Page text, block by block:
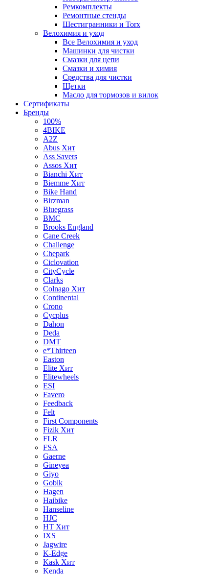
Ремкомплекты
Ремонтные стенды
Шестигранники и Torx
Велохимия и уход
Все Велохимия и уход
Машинки для чистки
Смазки для цепи
Смазки и химия
Средства для чистки
Щетки
Масло для тормозов и вилок
Сертификаты
Бренды
100%
4BIKE
A2Z
Abus Хит
Ass Savers
Assos Хит
Bianchi Хит
Biemme Хит
Bike Hand
Birzman
Bluegrass
BMC
Brooks England
Cane Creek
Challenge
Chepark
Ciclovation
CityCycle
Clarks
Colnago Хит
Continental
Crono
Cycplus
Dahon
Deda
DMT
e*Thirteen
Easton
Elite Хит
Elitewheels
ESI
Favero
Feedback
Felt
First Components
Fizik Хит
FLR
FSA
Gaerne
Gineyea
Giyo
Gobik
Hagen
Haibike
Hanseline
HJC
HT Хит
IXS
Jagwire
K-Edge
Kask Хит
Kenda